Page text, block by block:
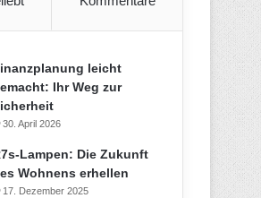
leicht
Ihr Weg zur
30. April 2026
Lampen: Die Zukunft
Wohnens erhellen
17. Dezember 2025